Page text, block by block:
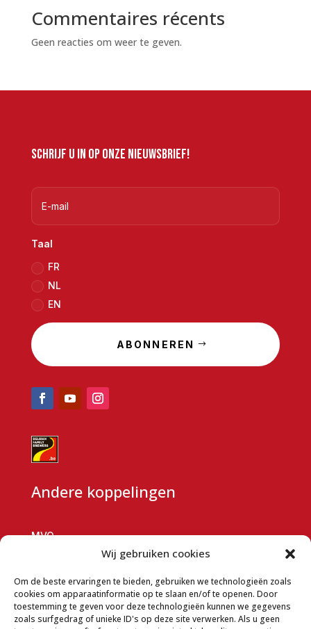
Wij gebruiken cookies
Om de beste ervaringen te bieden, gebruiken we technologieën zoals
cookies om apparaatinformatie op te slaan en/of te openen. Door
toestemming te geven voor deze technologieën kunnen we gegevens
zoals surfgedrag of unieke ID's op deze site verwerken. Als u geen
Commentaires récents
Geen reacties om weer te geven.
Schrijf u in op onze nieuwsbrief!
Taal
FR
NL
EN
ABONNEREN
Andere koppelingen
MVO
Samenwerkingsaanvraag
Bedrijfsgegevens
Algemene verkoopvoorwaarden
HANDVEST VOOR GEGEVENSBESCHERMING